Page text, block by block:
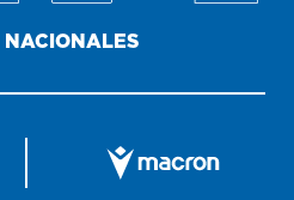
NACIONALES